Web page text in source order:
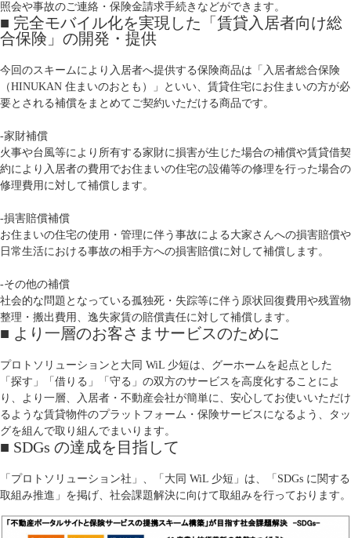
照会や事故のご連絡・保険金請求手続きなどができます。
■ 完全モバイル化を実現した「賃貸入居者向け総
合保険」の開発・提供
今回のスキームにより入居者へ提供する保険商品は「入居者総合保険
（HINUKAN 住まいのおとも）」といい、賃貸住宅にお住まいの方が必
要とされる補償をまとめてご契約いただける商品です。
‐家財補償
火事や台風等により所有する家財に損害が生じた場合の補償や賃貸借契
約により入居者の費用でお住まいの住宅の設備等の修理を行った場合の
修理費用に対して補償します。
‐損害賠償補償
お住まいの住宅の使用・管理に伴う事故による大家さんへの損害賠償や
日常生活における事故の相手方への損害賠償に対して補償します。
‐その他の補償
社会的な問題となっている孤独死・失踪等に伴う原状回復費用や残置物
整理・搬出費用、逸失家賃の賠償責任に対して補償します。
■ より一層のお客さまサービスのために
プロトソリューションと大同 WiL 少短は、グーホームを起点とした
「探す」「借りる」「守る」の双方のサービスを高度化することによ
り、より一層、入居者・不動産会社が簡単に、安心してお使いいただけ
るような賃貸物件のプラットフォーム・保険サービスになるよう、タッ
グを組んで取り組んでまいります。
■ SDGs の達成を目指して
「プロトソリューション社」、「大同 WiL 少短」は、「SDGs に関する
取組み推進」を掲げ、社会課題解決に向けて取組みを行っております。